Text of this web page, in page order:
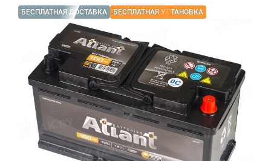
БЕСПЛАТНАЯ ДОСТАВКА БЕСПЛАТНАЯ УСТАНОВКА